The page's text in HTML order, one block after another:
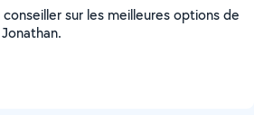
sur les meilleures options de